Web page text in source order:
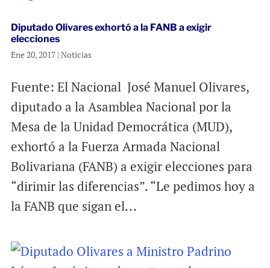
Diputado Olivares exhortó a la FANB a exigir
elecciones
Ene 20, 2017| Noticias
Fuente: El Nacional José Manuel Olivares,
diputado a la Asamblea Nacional por la
Mesa de la Unidad Democrática (MUD),
exhortó a la Fuerza Armada Nacional
Bolivariana (FANB) a exigir elecciones para
“dirimir las diferencias”. “Le pedimos hoy a
la FANB que sigan el...